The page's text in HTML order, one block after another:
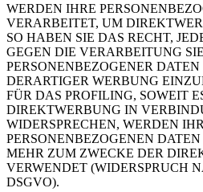
WERDEN IHRE
VERARBEITET, UM
SO HABEN SIE DAS RECHT,
GEGEN DIE VERARBEITUNG
PERSONENBEZOGENER
DERARTIGER WERBUNG
FÜR DAS PROFILING, SOWEIT
DIREKTWERBUNG IN
WIDERSPRECHEN, WERDEN
PERSONENBEZOGENEN
MEHR ZUM ZWECKE DER
VERWENDET (WIDERSPRUCH
DSGVO).